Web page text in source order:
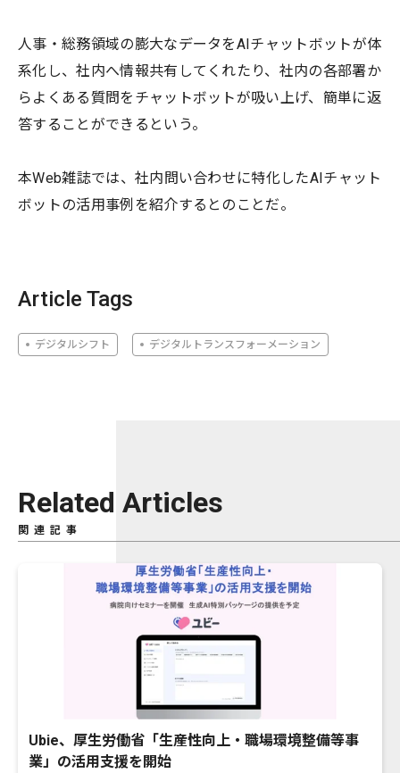
人事・総務領域の膨大なデータをAIチャットボットが体
系化し、社内へ情報共有してくれたり、社内の各部署か
らよくある質問をチャットボットが吸い上げ、簡単に返
答することができるという。
本Web雑誌では、社内問い合わせに特化したAIチャット
ボットの活用事例を紹介するとのことだ。
Article Tags
デジタルシフト デジタルトランスフォーメーション
Related Articles
関連記事
Ubie、厚生労働省「生産性向上・職場環境整備等事
業」の活用支援を開始